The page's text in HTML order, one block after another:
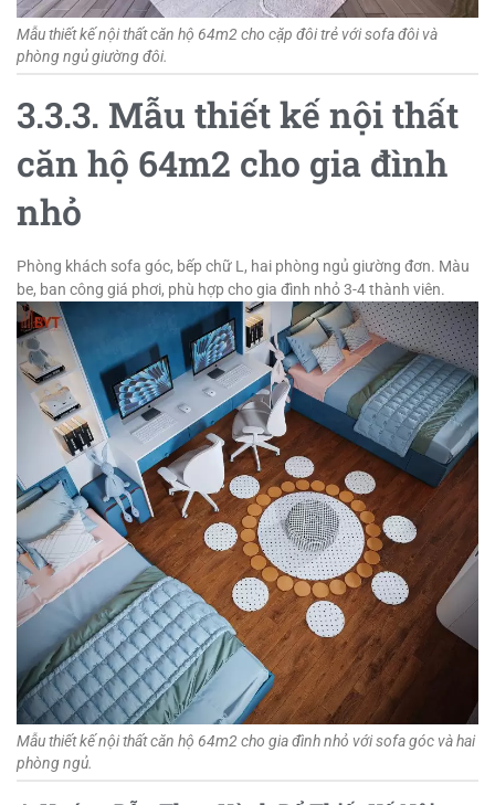
Mẫu thiết kế nội thất căn hộ 64m2 cho cặp đôi trẻ với sofa đôi và
phòng ngủ giường đôi.
3.3.3. Mẫu thiết kế nội thất
căn hộ 64m2 cho gia đình
nhỏ
Phòng khách sofa góc, bếp chữ L, hai phòng ngủ giường đơn. Màu
be, ban công giá phơi, phù hợp cho gia đình nhỏ 3-4 thành viên.
Mẫu thiết kế nội thất căn hộ 64m2 cho gia đình nhỏ với sofa góc và hai
phòng ngủ.